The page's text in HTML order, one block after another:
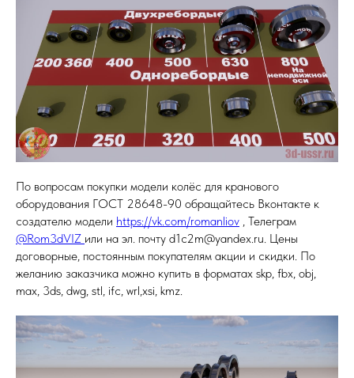
По вопросам покупки модели колёс для кранового
оборудования ГОСТ 28648-90 обращайтесь Вконтакте к
создателю модели https://vk.com/romanliov , Телеграм
@Rom3dVIZ или на эл. почту d1c2m@yandex.ru. Цены
договорные, постоянным покупателям акции и скидки. По
желанию заказчика можно купить в форматах skp, fbx, obj,
max, 3ds, dwg, stl, ifc, wrl,xsi, kmz.